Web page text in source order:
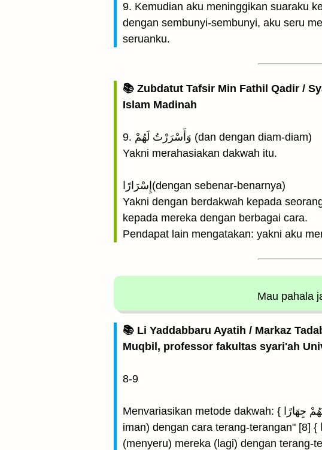
9. Kemudian aku meninggikan suaraku
dengan sembunyi-sembunyi, aku seru
seruanku.
📚 Zubdatut Tafsir Min Fathil Qadir /
Islam Madinah
9. وَأَسْرَرْتُ لَهُمْ (dan dengan diam-diam)
Yakni merahasiakan dakwah itu.
إِسْرَارًا(dengan sebenar-benarnya)
Yakni dengan berdakwah kepada
kepada mereka dengan berbagai cara.
Pendapat lain mengatakan: yakni aku
Mau pahala
📚 Li Yaddabbaru Ayatih / Markaz
Muqbil, professor fakultas syari'ah
8-9
Menvariasikan metode dakwah: { ثُمَّ إِنِّى دَعَوْتُهُمْ جِهَارًا } "Kemudian sesungguhnya aku telah menyeru mereka (kepada
iman) dengan cara terang-terangan" [8] { ثُمَّ إِنِّىٓ أَعْلَنتُ لَهُمْ وَأَسْرَرْتُ لَهُمْ إِسْرَارًا } "Kemudian sesungguhnya aku
(menyeru) mereka (lagi) dengan terang-